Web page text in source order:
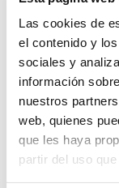
Las cookies de
el contenido y
sociales y
información
nuestros
web, quienes
que les haya
partir del uso
sobre cercar
créixera la
adaptar-se a
de perfils
és molt
amb la
la més
comencen l
retirar-li el
quan